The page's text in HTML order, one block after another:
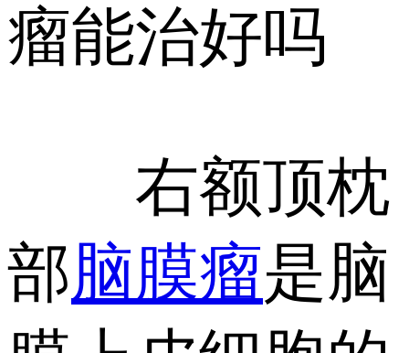
瘤能治好吗
右额顶枕
部脑膜瘤是脑